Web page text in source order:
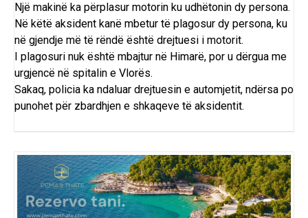
Një makinë ka përplasur motorin ku udhëtonin dy persona.
Në këtë aksident kanë mbetur të plagosur dy persona, ku
në gjendje më të rëndë është drejtuesi i motorit.
I plagosuri nuk është mbajtur në Himarë, por u dërgua me
urgjencë në spitalin e Vlorës.
Sakaq, policia ka ndaluar drejtuesin e automjetit, ndërsa po
punohet për zbardhjen e shkaqeve të aksidentit.